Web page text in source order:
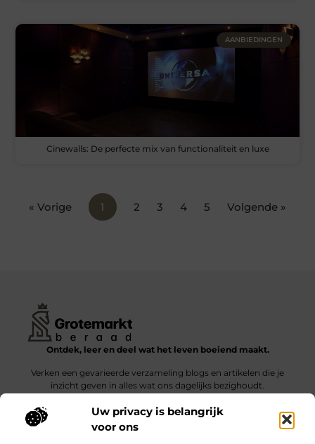
Uw privacy is belangrijk
voor ons
AANBIEDINGEN
Cinewalls: De perfecte mix van functionaliteit en luxe
« Vorige 1 2 3 4 5 Volgende »
Ontdek, leer en deel wat het leven boeiend maakt.
Verken een gevarieerde verzameling blogs en artikelen die je
inzicht geven in alles wat ons dagelijks bezighoudt.
Bericht categorie